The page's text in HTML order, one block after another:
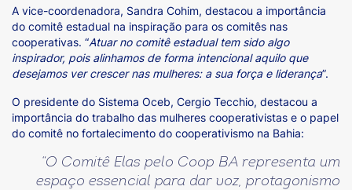
A vice-coordenadora, Sandra Cohim, destacou a importância
do comitê estadual na inspiração para os comitês nas
cooperativas. “Atuar no comitê estadual tem sido algo
inspirador, pois alinhamos de forma intencional aquilo que
desejamos ver crescer nas mulheres: a sua força e liderança”.
O presidente do Sistema Oceb, Cergio Tecchio, destacou a
importância do trabalho das mulheres cooperativistas e o papel
do comitê no fortalecimento do cooperativismo na Bahia:
“O Comitê Elas pelo Coop BA representa um
espaço essencial para dar voz, protagonismo